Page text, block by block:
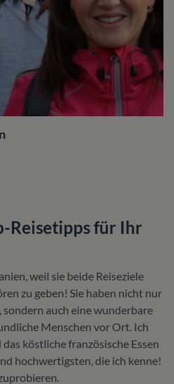
Reisetipps für Ihr
weil sie beide Reiseziele
zu geben! Sie haben nicht nur
auch eine wunderbare
Menschen vor Ort. Ich
köstliche französische Essen
hochwertigsten, die ich kenne!